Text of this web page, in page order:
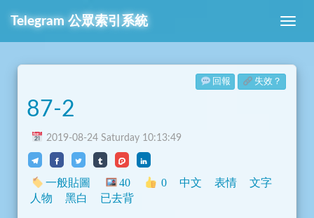
Telegram 公眾索引系統
回報 失效？
87-2
2019-08-24 Saturday 10:13:49
一般貼圖 40 0 中文 表情
文字
人物
黑白 已去背